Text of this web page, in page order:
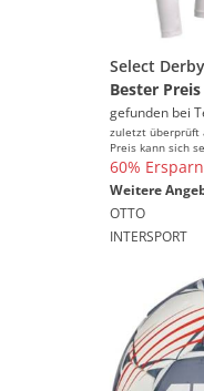
Bester Preis
gefunden bei
zuletzt überprüft
Preis kann sich
60%
Weitere
OTTO
INTERSPORT